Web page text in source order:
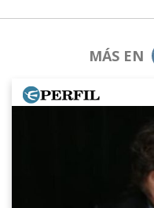
MÁS EN